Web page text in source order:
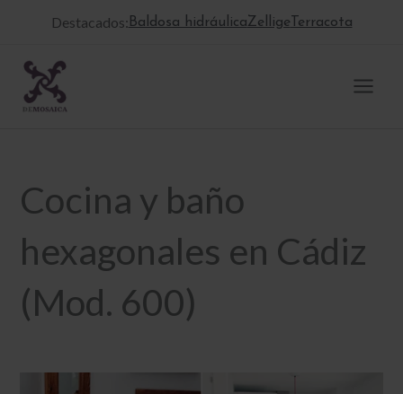
Destacados: Baldosa hidráulicaZellige Terracota
Cocina y baño
hexagonales en Cádiz
(Mod. 600)